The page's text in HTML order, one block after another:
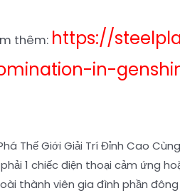
thêm: https://
in-
1 chiếc điện thoại cảm ứng
thành viên gia đình phần